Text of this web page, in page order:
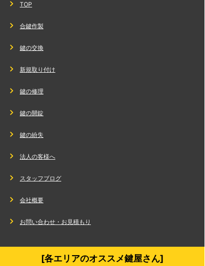
TOP
合鍵作製
鍵の交換
新規取り付け
鍵の修理
鍵の開錠
鍵の紛失
法人の客様へ
スタッフブログ
会社概要
お問い合わせ・お見積もり
[各エリアのオススメ鍵屋さん]